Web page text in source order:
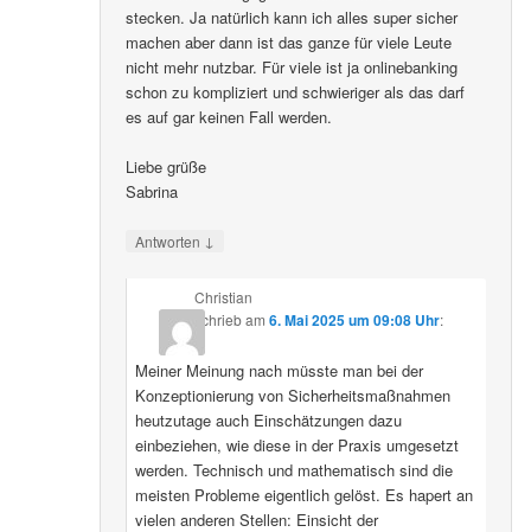
stecken. Ja natürlich kann ich alles super sicher
machen aber dann ist das ganze für viele Leute
nicht mehr nutzbar. Für viele ist ja onlinebanking
schon zu kompliziert und schwieriger als das darf
es auf gar keinen Fall werden.
Liebe grüße
Sabrina
Antworten ↓
Christian
schriebam 6. Mai 2025 um 09:08 Uhr:
Meiner Meinung nach müsste man bei der
Konzeptionierung von Sicherheitsmaßnahmen
heutzutage auch Einschätzungen dazu
einbeziehen, wie diese in der Praxis umgesetzt
werden. Technisch und mathematisch sind die
meisten Probleme eigentlich gelöst. Es hapert an
vielen anderen Stellen: Einsicht der